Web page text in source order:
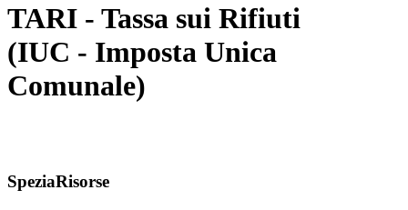
TARI - Tassa sui Rifiuti
(IUC - Imposta Unica
Comunale)
SpeziaRisorse